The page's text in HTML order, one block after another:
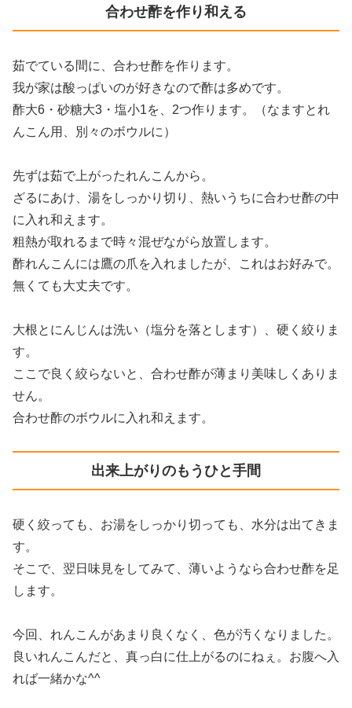
合わせ酢を作り和える
茹でている間に、合わせ酢を作ります。
我が家は酸っぱいのが好きなので酢は多めです。
酢大6・砂糖大3・塩小1を、2つ作ります。（なますとれ
んこん用、別々のボウルに）
先ずは茹で上がったれんこんから。
ざるにあけ、湯をしっかり切り、熱いうちに合わせ酢の中
に入れ和えます。
粗熱が取れるまで時々混ぜながら放置します。
酢れんこんには鷹の爪を入れましたが、これはお好みで。
無くても大丈夫です。
大根とにんじんは洗い（塩分を落とします）、硬く絞りま
す。
ここで良く絞らないと、合わせ酢が薄まり美味しくありま
せん。
合わせ酢のボウルに入れ和えます。
出来上がりのもうひと手間
硬く絞っても、お湯をしっかり切っても、水分は出てきま
す。
そこで、翌日味見をしてみて、薄いようなら合わせ酢を足
します。
今回、れんこんがあまり良くなく、色が汚くなりました。
良いれんこんだと、真っ白に仕上がるのにねぇ。お腹へ入
れば一緒かな^^